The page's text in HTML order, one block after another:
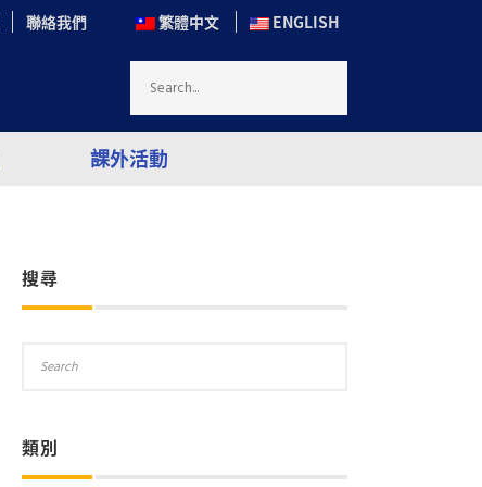
繁體中文 ENGLISH
聯絡我們
課外活動
搜尋
類別